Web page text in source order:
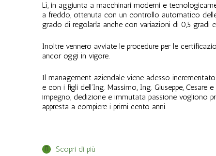
Lì, in aggiunta a macchinari moderni e
a freddo, ottenuta con un controllo automatico
grado di regolarla anche con variazioni di 0,5 gradi
Inoltre vennero avviate le procedure per le
ancor oggi in vigore.
Il management aziendale viene adesso
e con i figli dell’Ing. Massimo, Ing. Giuseppe,
impegno, dedizione e immutata passione vogliono
appresta a compiere i primi cento anni.
Scopri di più